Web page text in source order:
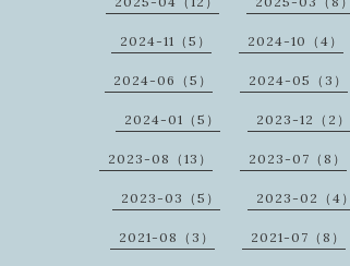
2024-11（5） 2024-10（4）
2024-06（5） 2024-05（3）
2024-01（5） 2023-12（2）
2023-08（13） 2023-07（8）
2023-03（5） 2023-02（4）
2021-08（3） 2021-07（8）